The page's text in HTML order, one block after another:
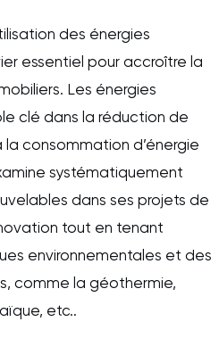
des énergies
essentiel pour accroître la
Les énergies
clé dans la réduction de
consommation d’énergie
systématiquement
dans ses projets de
tout en tenant
environnementales et des
comme la géothermie,
etc..